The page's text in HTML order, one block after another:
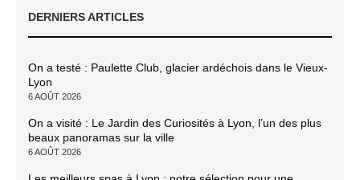
DERNIERS ARTICLES
On a testé : Paulette Club, glacier ardéchois dans le Vieux-
Lyon
6 AOÛT 2026
On a visité : Le Jardin des Curiosités à Lyon, l’un des plus
beaux panoramas sur la ville
6 AOÛT 2026